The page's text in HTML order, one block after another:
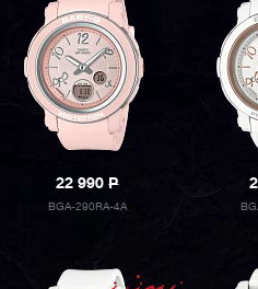
22 990P
BGA-290RA-4A